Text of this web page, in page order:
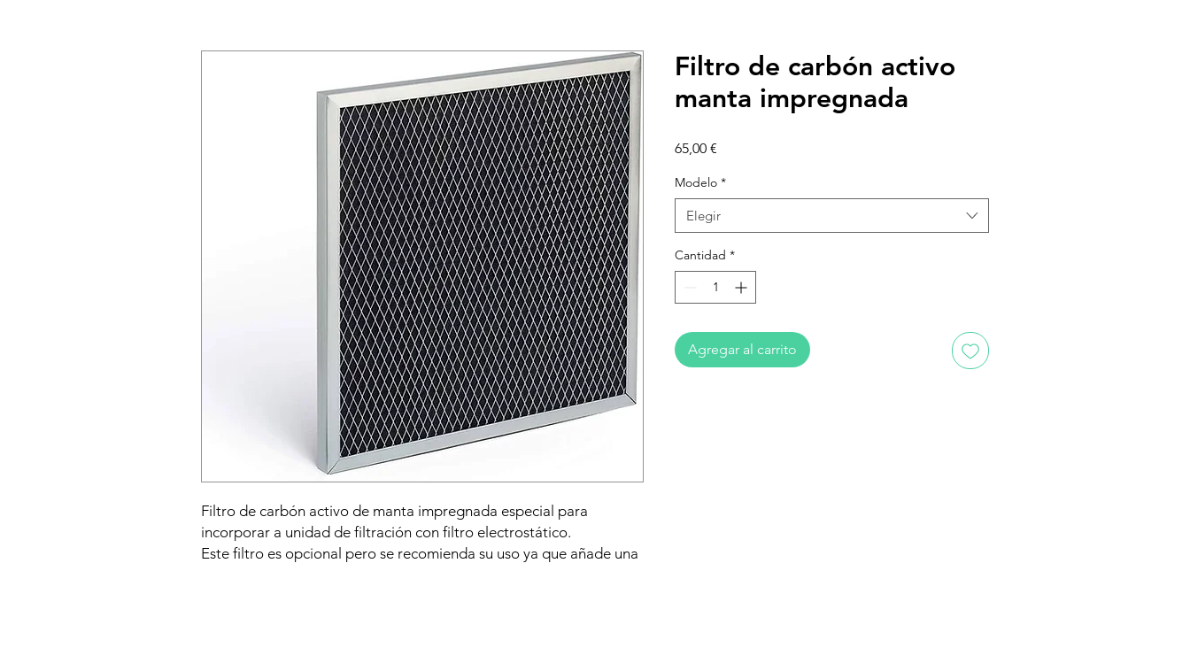
Filtro de carbón activo de manta impregnada especial para
incorporar a unidad de filtración con filtro electrostático.
Este filtro es opcional pero se recomienda su uso ya que añade una
Filtro de carbón activo
manta impregnada
65,00 €
Modelo *
Elegir
Cantidad *
Agregar al carrito